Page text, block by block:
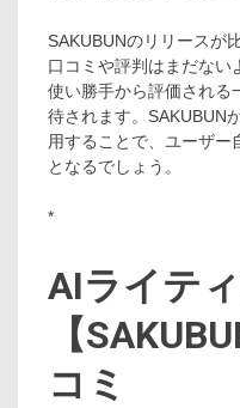
SAKUBUNのリリースが
口コミや評判はまだない
使い勝手から評価される
待されます。SAKUBUN
用することで、ユーザー
となるでしょう。
*
AIライテ
【
コミ